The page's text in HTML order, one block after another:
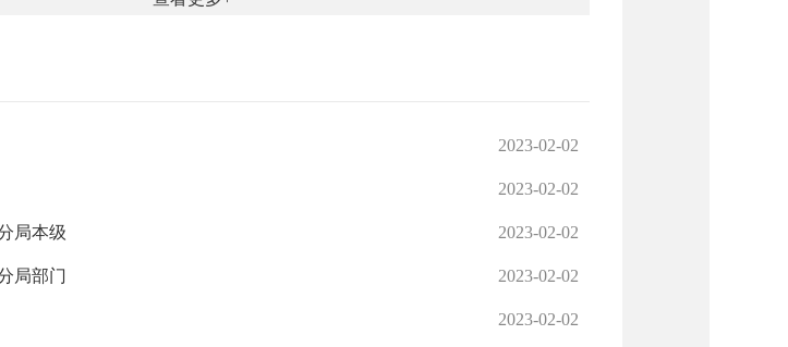
2023-02-02
2023-02-02
2023-02-02
局本级
2023-02-02
局部门
2023-02-02